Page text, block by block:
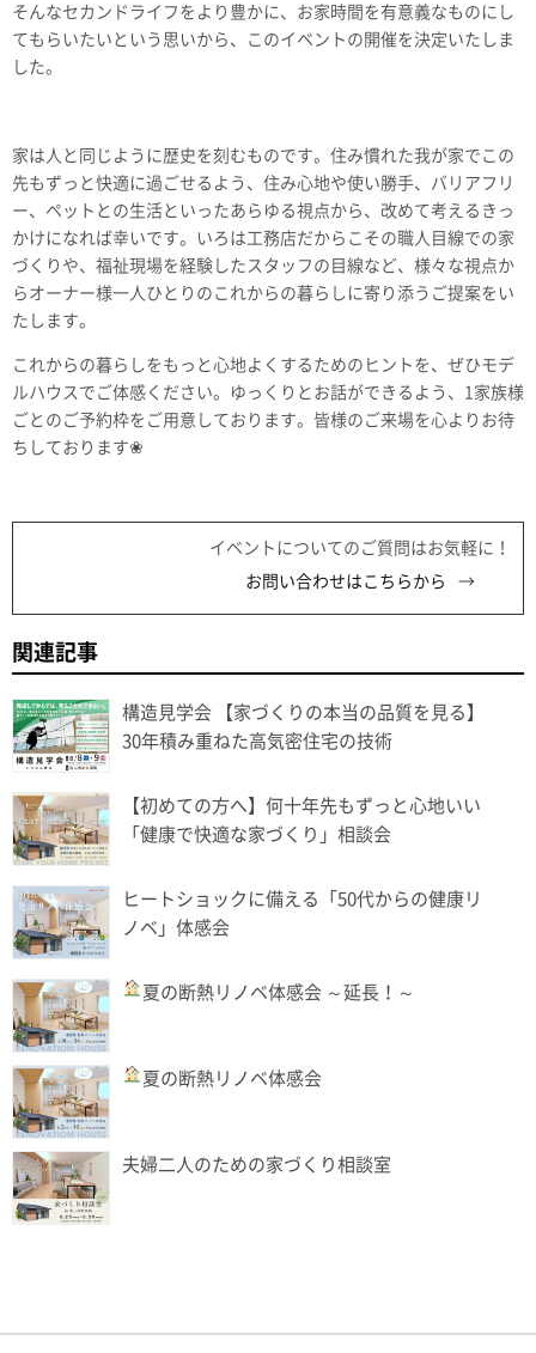
そんなセカンドライフをより豊かに、お家時間を有意義なものにし
てもらいたいという思いから、このイベントの開催を決定いたしま
した。
家は人と同じように歴史を刻むものです。住み慣れた我が家でこの
先もずっと快適に過ごせるよう、住み心地や使い勝手、バリアフリ
ー、ペットとの生活といったあらゆる視点から、改めて考えるきっ
かけになれば幸いです。いろは工務店だからこその職人目線での家
づくりや、福祉現場を経験したスタッフの目線など、様々な視点か
らオーナー様一人ひとりのこれからの暮らしに寄り添うご提案をい
たします。
これからの暮らしをもっと心地よくするためのヒントを、ぜひモデ
ルハウスでご体感ください。ゆっくりとお話ができるよう、1家族様
ごとのご予約枠をご用意しております。皆様のご来場を心よりお待
ちしております❀
イベントについてのご質問はお気軽に！
お問い合わせはこちらから
関連記事
構造見学会 【家づくりの本当の品質を見る】
30年積み重ねた高気密住宅の技術
【初めての方へ】何十年先もずっと心地いい
「健康で快適な家づくり」相談会
ヒートショックに備える「50代からの健康リ
ノベ」体感会
夏の断熱リノベ体感会 ～延長！～
夏の断熱リノベ体感会
夫婦二人のための家づくり相談室